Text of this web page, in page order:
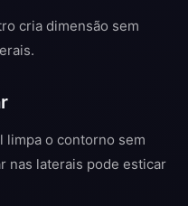
cria dimensão sem
limpa o contorno sem
nas laterais pode esticar